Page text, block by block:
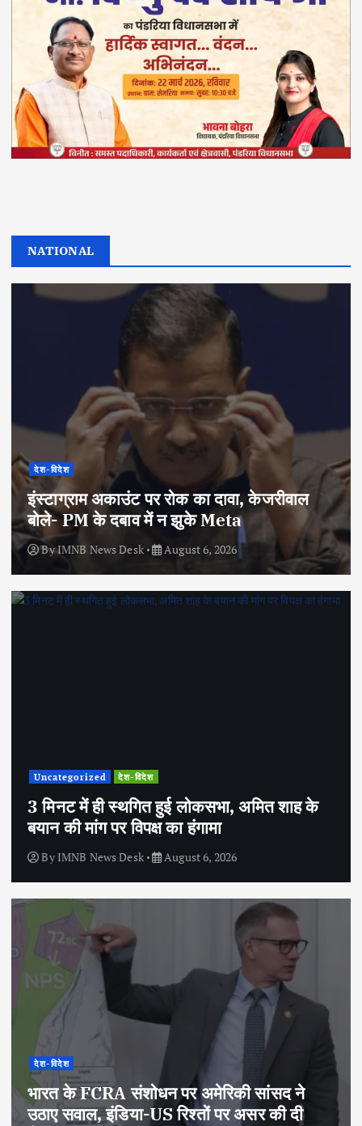
NATIONAL
देश-विदेश
इंस्टाग्राम अकाउंट पर रोक का दावा, केजरीवाल
बोले- PM के दबाव में न झुके Meta
ByIMNB News Desk August 6, 2026
Uncategorized देश-विदेश
3 मिनट में ही स्थगित हुई लोकसभा, अमित शाह के
बयान की मांग पर विपक्ष का हंगामा
By IMNB News Desk August 6, 2026
देश-विदेश
भारत के FCRA संशोधन पर अमेरिकी सांसद ने
उठाए सवाल, इंडिया-US रिश्तों पर असर की दी